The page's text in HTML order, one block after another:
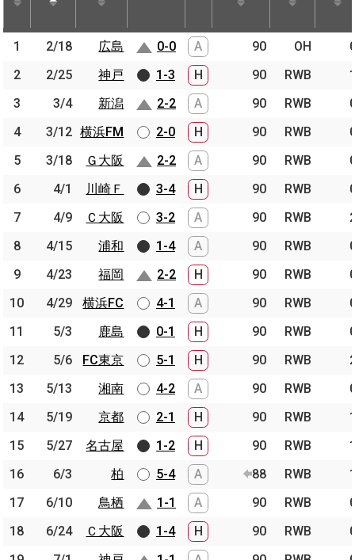
節 開催日 相手 スコア 出場時間 Pos. ゴー
1 2/18 広島 0-0 A 90 OH
2
2/25 神戸 1-3 H 90 RWB
3
3/4 新潟 2-2 A 90 RWB
4
3/12 横浜FM 2-0 H 90 RWB
5
3/18 Ｇ大阪 2-2 A 90 RWB
6
4/1 川崎Ｆ 3-4 H 90 RWB
7
4/9 Ｃ大阪 3-2 A 90 RWB
8
4/15 浦和 1-4 A 90 RWB
9
4/23 福岡 2-2 H 90 RWB
10
4/29 横浜FC 4-1 A 90 RWB
11
5/3 鹿島 0-1 H 90 RWB
12
5/6 FC東京 5-1 H 90 RWB
13
5/13 湘南 4-2 A 90 RWB
14
5/19 京都 2-1 H 90 RWB
15
5/27 名古屋 1-2 H 90 RWB
16
6/3 柏 5-4 A 88 RWB
17
6/10 鳥栖 1-1 A 90 RWB
18
6/24 Ｃ大阪 1-4 H 90 RWB
1 2/18
広島
2
2/25
神戸
3
3/4
新潟
4
3/12 横浜FM
5
3/18
Ｇ大阪
6
4/1
川崎Ｆ
7
4/9
Ｃ大阪
8
4/15
浦和
9
4/23
福岡
10
4/29
横浜FC
11
5/3
鹿島
12
5/6
FC東京
13
5/13
湘南
14
5/19
京都
15
5/27
名古屋
16
6/3
柏
17
6/10
鳥栖
18
6/24
Ｃ大阪